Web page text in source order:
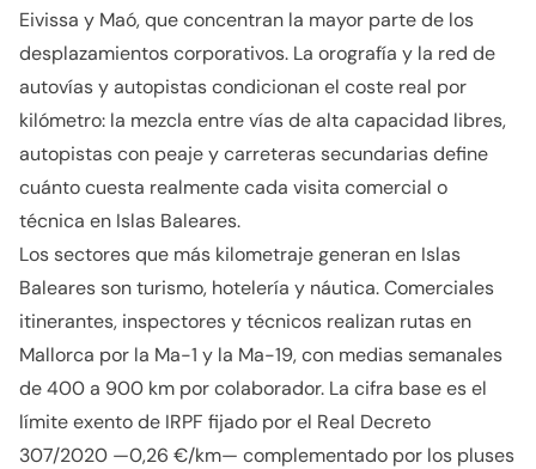
Eivissa y Maó, que concentran la mayor parte de los
desplazamientos corporativos. La orografía y la red de
autovías y autopistas condicionan el coste real por
kilómetro: la mezcla entre vías de alta capacidad libres,
autopistas con peaje y carreteras secundarias define
cuánto cuesta realmente cada visita comercial o
técnica en Islas Baleares.
Los sectores que más kilometraje generan en Islas
Baleares son turismo, hotelería y náutica. Comerciales
itinerantes, inspectores y técnicos realizan rutas en
Mallorca por la Ma-1 y la Ma-19, con medias semanales
de 400 a 900 km por colaborador. La cifra base es el
límite exento de IRPF fijado por el Real Decreto
307/2020 —0,26 €/km— complementado por los pluses